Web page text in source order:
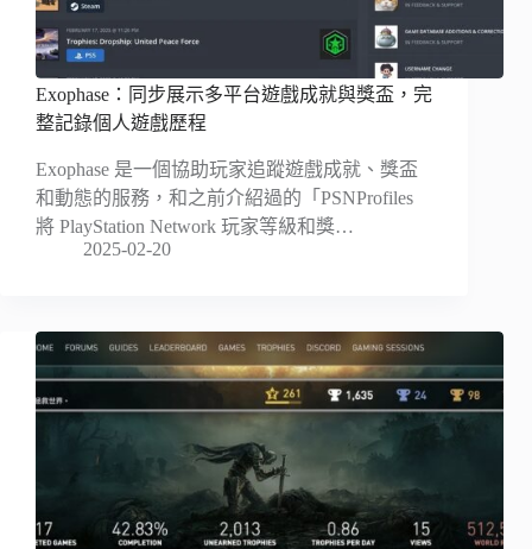
Exophase：同步展示多平台遊戲成就與獎盃，完
整記錄個人遊戲歷程
Exophase 是一個協助玩家追蹤遊戲成就、獎盃
和動態的服務，和之前介紹過的「PSNProfiles
將 PlayStation Network 玩家等級和獎…
2025-02-20